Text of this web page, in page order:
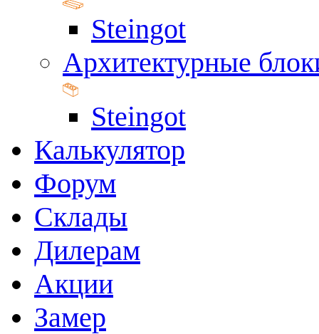
Steingot
Архитектурные
Steingot
Калькулятор
Форум
Склады
Дилерам
Акции
Замер